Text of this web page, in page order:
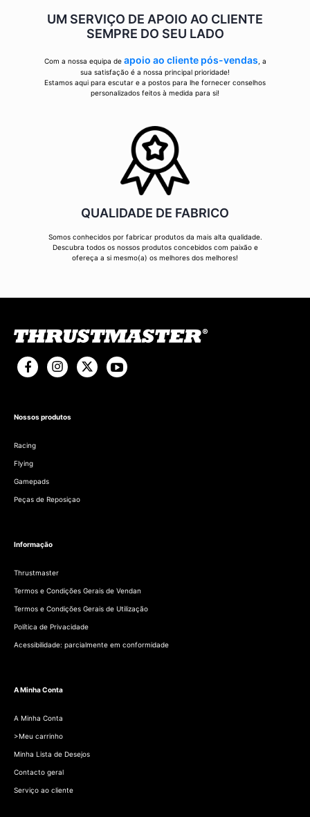
UM SERVIÇO DE APOIO AO CLIENTE
SEMPRE DO SEU LADO
Com a nossa equipa de apoio ao cliente pós-vendas , a
sua satisfação é a nossa principal prioridade!
Estamos aqui para escutar e a postos para lhe fornecer conselhos
personalizados feitos à medida para si!
QUALIDADE DE FABRICO
Somos conhecidos por fabricar produtos da mais alta qualidade.
Descubra todos os nossos produtos concebidos com paixão e
ofereça a si mesmo(a) os melhores dos melhores!
Nossos produtos
Racing
Flying
Gamepads
Peças de Reposiçao
Informação
Thrustmaster
Termos e Condições Gerais de Vendan
Termos e Condições Gerais de Utilização
Política de Privacidade
Acessibilidade: parcialmente em conformidade
A Minha Conta
A Minha Conta
>Meu carrinho
Minha Lista de Desejos
Contacto geral
Serviço ao cliente